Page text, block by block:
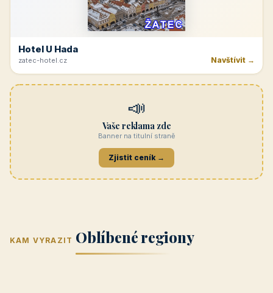
Hotel U Hada
zatec-hotel.cz Navštívit →
📣
Vaše reklama zde
Banner na titulní straně
Zjistit ceník →
KAM VYRAZIT Oblíbené regiony
(Jihomoravský
kraj)
kraj)
Zlínský kraj Žilinský
Karlovarský
Střední Čechy
(Středočeský